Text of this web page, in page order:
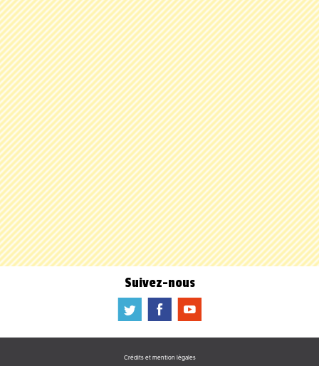
Suivez-nous
a b f
Crédits et mention légales